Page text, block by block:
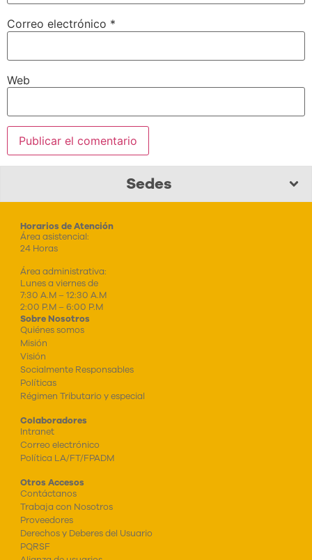
Correo electrónico *
Web
Sedes
Horarios de Atención
Área asistencial:
24 Horas
Área administrativa:
Lunes a viernes de
7:30 A.M – 12:30 A.M
2:00 P.M – 6:00 P.M
Sobre Nosotros
Quiénes somos
Misión
Visión
Socialmente Responsables
Políticas
Régimen Tributario y especial
Colaboradores
Intranet
Correo electrónico
Política LA/FT/FPADM
Otros Accesos
Contáctanos
Trabaja con Nosotros
Proveedores
Derechos y Deberes del Usuario
PQRSF